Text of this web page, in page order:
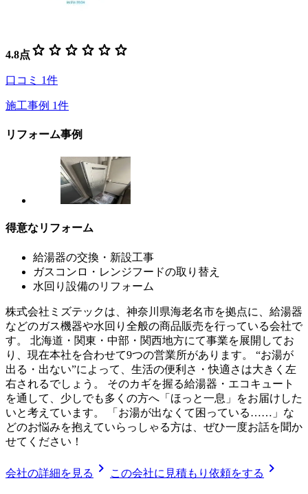
4.8点 star star star star star star
口コミ 1件
施工事例 1件
リフォーム事例
得意なリフォーム
給湯器の交換・新設工事
ガスコンロ・レンジフードの取り替え
水回り設備のリフォーム
株式会社ミズテックは、神奈川県海老名市を拠点に、給湯器
などのガス機器や水回り全般の商品販売を行っている会社で
す。 北海道・関東・中部・関西地方にて事業を展開してお
り、現在本社を合わせて9つの営業所があります。 “お湯が
出る・出ない”によって、生活の便利さ・快適さは大きく左
右されるでしょう。 そのカギを握る給湯器・エコキュート
を通して、少しでも多くの方へ「ほっと一息」をお届けした
いと考えています。 「お湯が出なくて困っている……」な
どのお悩みを抱えていらっしゃる方は、ぜひ一度お話を聞か
せてください！
会社の詳細を見る chevron_right この会社に見積もり依頼をする chevron_right